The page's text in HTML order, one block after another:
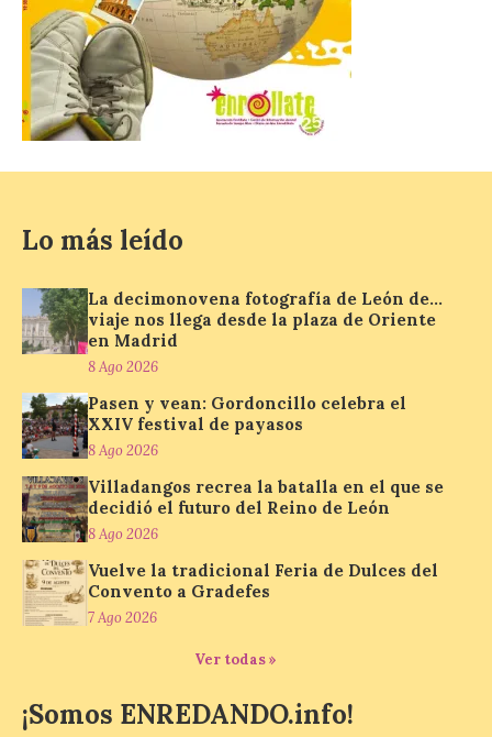
Más de 10.000 personas
han visitado las
exposiciones ‘Alma de
América. Arte y mito
precolombino’ y ‘Mundus
Novus’ en la Sala de San
Eloy
8 Ago 2026
Ambas exposiciones se
gratuita. El horario de
apertura es de martes a
domingo, de 11:30 a 13:30 horas y de 18:00
a 21:00 horas. La Sala de San Eloy […]
Pasen y vean: Gordoncillo
celebra el XXIV festival de
payasos
8 Ago 2026
La información en la web
del Ayuntamiento sobre
turismo de 2025 La firme
décadas viene desarrollando Gordoncillo,
tiene un momento culminante en […]
Lo más leído
La decimonovena fotografía de León de…
viaje nos llega desde la plaza de Oriente
en Madrid
8 Ago 2026
Pasen y vean: Gordoncillo celebra el
XXIV festival de payasos
8 Ago 2026
Villadangos recrea la batalla en el que se
decidió el futuro del Reino de León
8 Ago 2026
Vuelve la tradicional Feria de Dulces del
Convento a Gradefes
7 Ago 2026
Ver todas »
¡Somos ENREDANDO.info!